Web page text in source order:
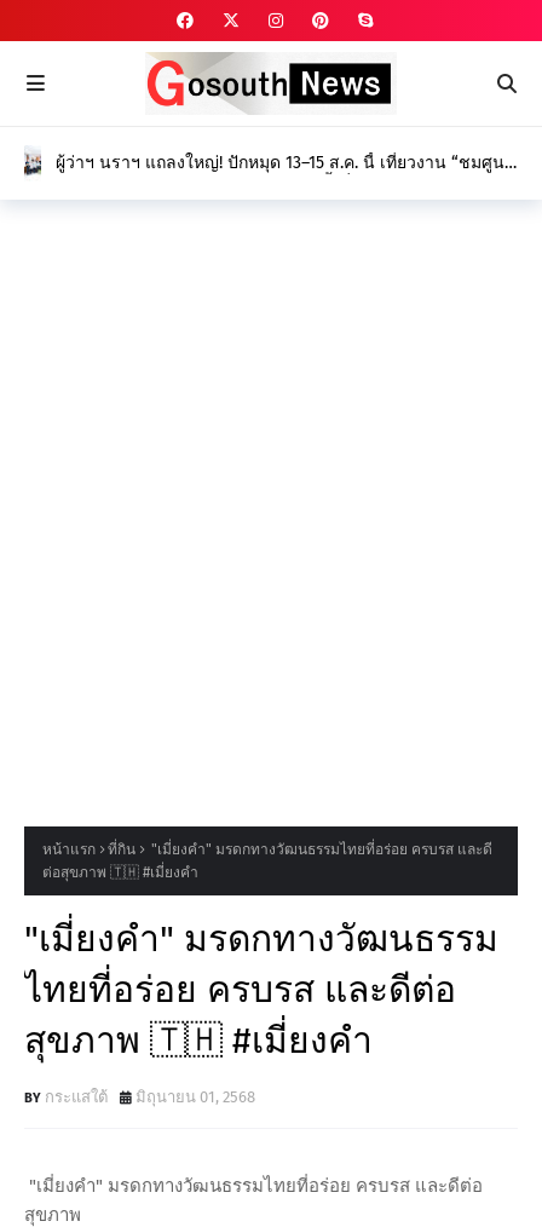
ผู้ว่าฯ นราฯ แถลงใหญ่! ปักหมุด 13–15 ส.ค. นี้ เที่ยวงาน “ชมศูนย์
เกษตร-ป่าพรุ สร้างรายได้ยั่งยืน
หน้าแรก ที่กิน
"เมี่ยงคำ" มรดกทางวัฒนธรรมไทยที่อร่อย ครบรส และดี
ต่อสุขภาพ 🇹🇭 #เมี่ยงคำ
"เมี่ยงคำ" มรดกทางวัฒนธรรม
ไทยที่อร่อย ครบรส และดีต่อ
สุขภาพ 🇹🇭 #เมี่ยงคำ
กระแสใต้ มิถุนายน 01, 2568
"เมี่ยงคำ" มรดกทางวัฒนธรรมไทยที่อร่อย ครบรส และดีต่อ
สุขภาพ